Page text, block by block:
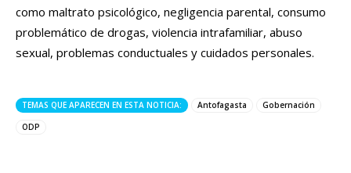
como maltrato psicológico, negligencia parental, consumo
problemático de drogas, violencia intrafamiliar, abuso
sexual, problemas conductuales y cuidados personales.
TEMAS QUE APARECEN EN ESTA NOTICIA: Antofagasta
Gobernación
ODP